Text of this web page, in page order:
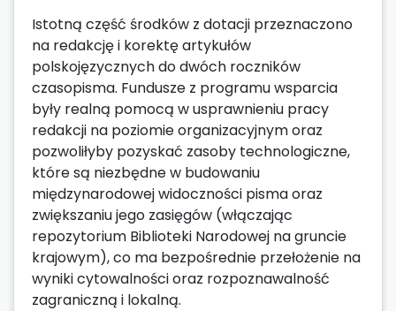
Istotną część środków z dotacji przeznaczono
na redakcję i korektę artykułów
polskojęzycznych do dwóch roczników
czasopisma. Fundusze z programu wsparcia
były realną pomocą w usprawnieniu pracy
redakcji na poziomie organizacyjnym oraz
pozwoliłyby pozyskać zasoby technologiczne,
które są niezbędne w budowaniu
międzynarodowej widoczności pisma oraz
zwiększaniu jego zasięgów (włączając
repozytorium Biblioteki Narodowej na gruncie
krajowym), co ma bezpośrednie przełożenie na
wyniki cytowalności oraz rozpoznawalność
zagraniczną i lokalną.